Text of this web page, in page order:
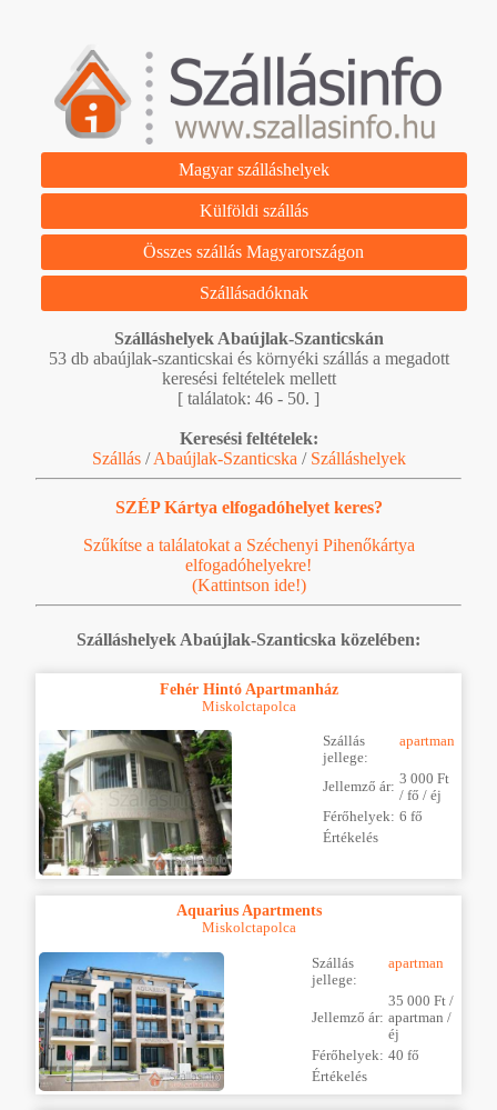
Magyar szálláshelyek
Külföldi szállás
Összes szállás Magyarországon
Szállásadóknak
Szálláshelyek Abaújlak-Szanticskán
53 db abaújlak-szanticskai és környéki szállás a megadott
keresési feltételek mellett
[ találatok: 46 - 50. ]
Keresési feltételek:
Szállás/Abaújlak-Szanticska / Szálláshelyek
SZÉP Kártya elfogadóhelyet keres?
Szűkítse a találatokat a Széchenyi Pihenőkártya
elfogadóhelyekre!
(Kattintson ide!)
Szálláshelyek Abaújlak-Szanticska közelében:
Fehér Hintó Apartmanház
Miskolctapolca
Szállás
jellege:
apartman
Jellemző ár: 3 000 Ft
/ fő / éj
Férőhelyek: 6 fő
Értékelés
Aquarius Apartments
Miskolctapolca
Szállás
jellege:
apartman
Jellemző ár:
35 000 Ft /
apartman /
éj
Férőhelyek: 40 fő
Értékelés